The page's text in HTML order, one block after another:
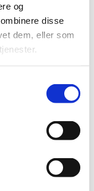
og
disse
dem, eller som
Jette Berg
er kåret som
se og mærke –
optegninger og
ane, giver